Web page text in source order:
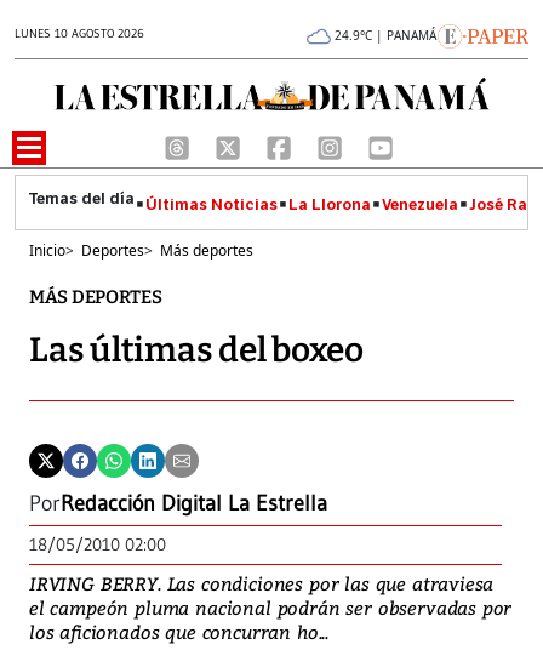
LUNES 10 AGOSTO 2026 24.9°C | PANAMÁ
Últimas Noticias La Llorona Venezuela José
Inicio> Deportes> Más deportes
MÁS DEPORTES
Las últimas del boxeo
PorRedacción Digital La Estrella
18/05/2010 02:00
IRVING BERRY. Las condiciones por las que atraviesa
el campeón pluma nacional podrán ser observadas por
los aficionados que concurran ho...